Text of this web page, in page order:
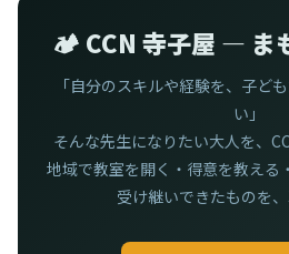
🏕️ CCN 寺子屋 — ま
「自分のスキルや経験を、子ど
い」
そんな先生になりたい大人を、
地域で教室を開く・得意を教える
受け継いできたものを、